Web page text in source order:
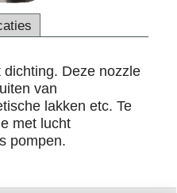
dichting. Deze nozzle
van
lakken etc. Te
met lucht
pompen.